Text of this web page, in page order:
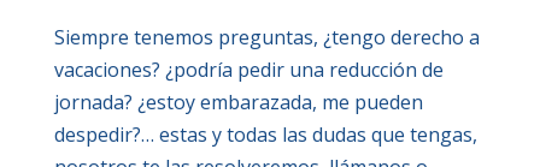
Siempre tenemos preguntas, ¿tengo derecho a
vacaciones? ¿podría pedir una reducción de
jornada? ¿estoy embarazada, me pueden
despedir?… estas y todas las dudas que tengas,